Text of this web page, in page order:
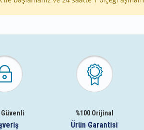
Güvenli %100 Orijinal
Ürün Garantisi